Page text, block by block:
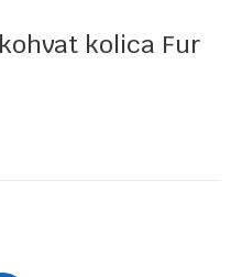
kolica Fur